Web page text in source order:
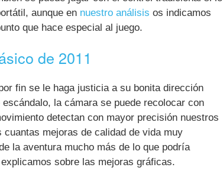
aunque en nuestro análisis os indicamos
que hace especial al juego.
de 2011
fin se le haga justicia a su bonita dirección
la cámara se puede recolocar con
detectan con mayor precisión nuestros
mejoras de calidad de vida muy
la aventura mucho más de lo que podría
sobre las mejoras gráficas.